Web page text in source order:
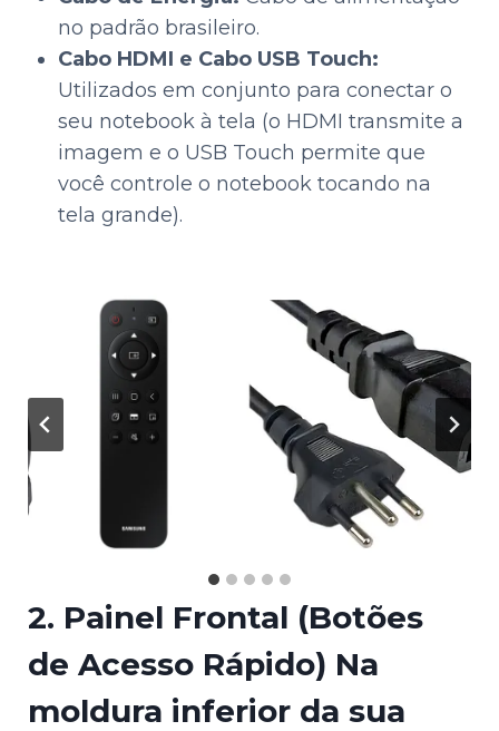
no padrão brasileiro.
Cabo HDMI e Cabo USB Touch:
Utilizados em conjunto para conectar o
seu notebook à tela (o HDMI transmite a
imagem e o USB Touch permite que
você controle o notebook tocando na
tela grande).
2. Painel Frontal (Botões
de Acesso Rápido) Na
moldura inferior da sua